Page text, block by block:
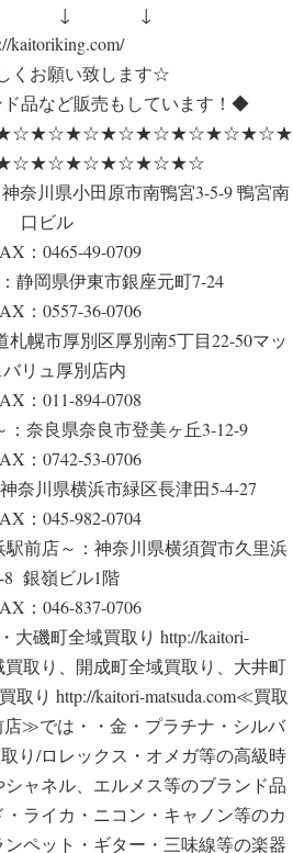
↓ ↓
kaitoriking.com/
お願い致します☆
品など販売もしています！◆
奈川県小田原市南鴨宮3-5-9 鴨宮南
口ビル
：0465-49-0709
静岡県伊東市銀座元町7-24
：0557-36-0706
幌市厚別区厚別南5丁目22-50マッ
バリュ厚別店内
：011-894-0708
奈良県奈良市登美ヶ丘3-12-9
：0742-53-0706
奈川県横浜市緑区長津田5-4-27
：045-982-0704
前店～：神奈川県横須賀市久里浜
8 銀嶺ビル1階
：046-837-0706
大磯町全域買取り http://kaitori-
買取り、開成町全域買取り、大井町
取り http://kaitori-matsuda.com≪買取
店≫では・・金・プラチナ・シルバ
り/ロレックス・オメガ等の高級時
ャネル、エルメス等のブランド品
ライカ・ニコン・キャノン等のカ
ペット・ギター・三味線等の楽器